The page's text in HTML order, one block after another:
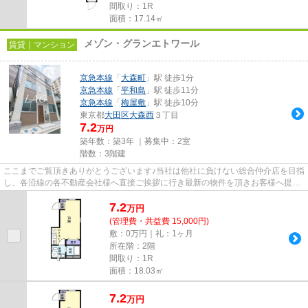
間取り：1R
面積：17.14㎡
賃貸｜マンション メゾン・グランエトワール
京急本線 「 大森町 」駅 徒歩1分
京急本線 「 平和島 」駅 徒歩11分
京急本線 「 梅屋敷 」駅 徒歩10分
東京都大田区大森西 ３丁目
7.2万円
築年数：築3年 ｜募集中： 2室
階数：3階建
ここまでご覧頂きありがとうございます♪当社は他社に負けない総合仲介店を目指
し、各沿線の各不動産会社様へ直接ご挨拶に行き最新の物件を頂きお客様へ提供
7.2万円
(管理費・共益費 15,000円)
敷：0万円｜礼：1ヶ月
所在階：2階
間取り：1R
面積：18.03㎡
7.2万円